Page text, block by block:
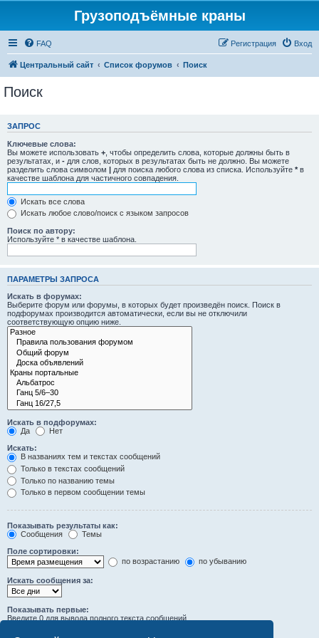
Грузоподъёмные краны
FAQ Вход
Регистрация
Центральный сайт Список форумов Поиск
Поиск
ЗАПРОС
Ключевые слова:
Вы можете использовать + , чтобы определить слова, которые должны быть в
результатах, и - для слов, которых в результатах быть не должно. Вы можете
разделить слова символом | для поиска любого слова из списка. Используйте * в
качестве шаблона для частичного совпадения.
Искать все слова
Искать любое слово/поиск с языком запросов
Поиск по автору:
Используйте * в качестве шаблона.
ПАРАМЕТРЫ ЗАПРОСА
Искать в форумах:
Выберите форум или форумы, в которых будет произведён поиск. Поиск в
подфорумах производится автоматически, если вы не отключили
соответствующую опцию ниже.
Искать в подфорумах:
Да
Нет
Искать:
В названиях тем и текстах сообщений
Только в текстах сообщений
Только по названию темы
Только в первом сообщении темы
Показывать результаты как:
Сообщения
Темы
Поле сортировки:
по возрастанию
по убыванию
Искать сообщения за:
Показывать первые:
Введите 0 для вывода полного текста сообщений.